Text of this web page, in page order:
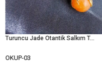
Turuncu Jade Otantik Salkım Taneleri
03